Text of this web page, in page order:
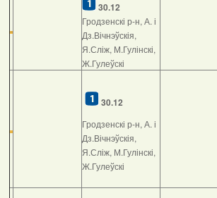
30.12
Гродзенскі р-н, А. і
Дз.Вічнэўскія,
Я.Сліж, М.Гулінскі,
Ж.Гулеўскі
30.12
Гродзенскі р-н, А. і
Дз.Вічнэўскія,
Я.Сліж, М.Гулінскі,
Ж.Гулеўскі